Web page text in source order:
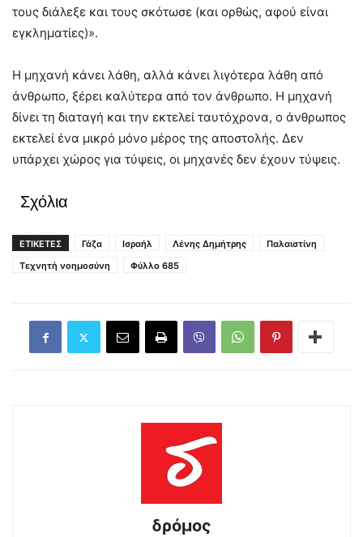
τους διάλεξε και τους σκότωσε (και ορθώς, αφού είναι
εγκληματίες)».
Η μηχανή κάνει λάθη, αλλά κάνει λιγότερα λάθη από
άνθρωπο, ξέρει καλύτερα από τον άνθρωπο. Η μηχανή
δίνει τη διαταγή και την εκτελεί ταυτόχρονα, ο άνθρωπος
εκτελεί ένα μικρό μόνο μέρος της αποστολής. Δεν
υπάρχει χώρος για τύψεις, οι μηχανές δεν έχουν τύψεις.
Σχόλια
ΕΤΙΚΕΤΕΣ Γάζα Ισραήλ Λένης Δημήτρης
Παλαιστίνη
Τεχνητή νοημοσύνη
Φύλλο 685
δρόμος